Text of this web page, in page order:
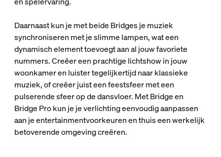
Daarnaast kun je met beide Bridges je muziek
synchroniseren met je slimme lampen, wat een
dynamisch element toevoegt aan al jouw favoriete
nummers. Creëer een prachtige lichtshow in jouw
woonkamer en luister tegelijkertijd naar klassieke
muziek, of creëer juist een feestsfeer met een
pulserende sfeer op de dansvloer. Met Bridge en
Bridge Pro kun je je verlichting eenvoudig aanpassen
aan je entertainmentvoorkeuren en thuis een werkelijk
betoverende omgeving creëren.